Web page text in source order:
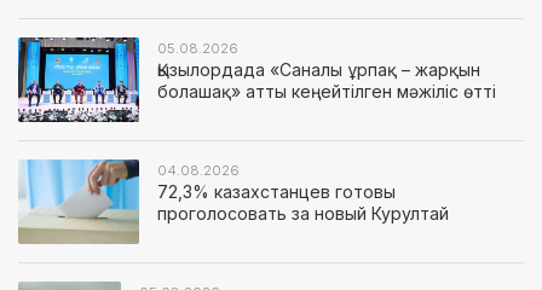
05.08.2026
Қызылордада «Саналы ұрпақ – жарқын
болашақ» атты кеңейтілген мәжіліс өтті
04.08.2026
72,3% казахстанцев готовы
проголосовать за новый Курултай